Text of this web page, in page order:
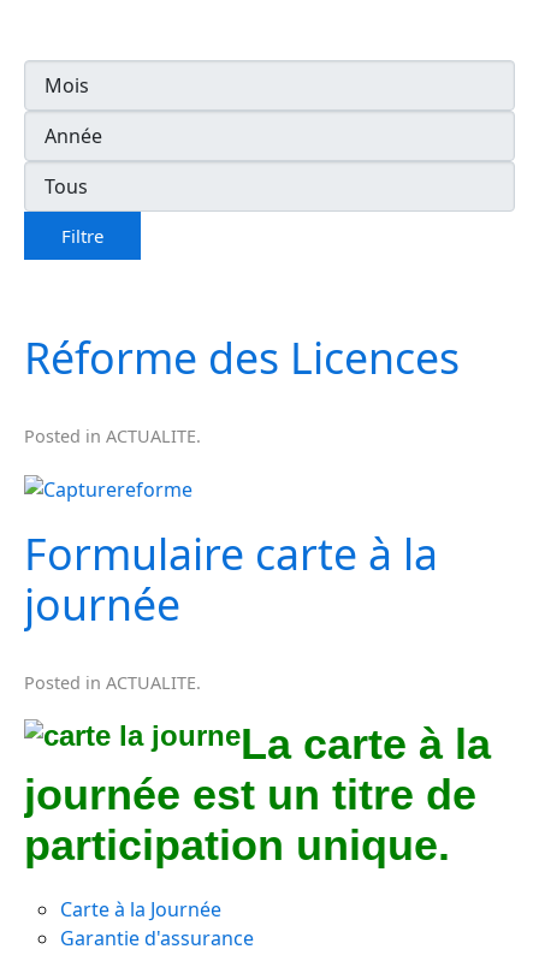
Filtre
Réforme des Licences
Posted in ACTUALITE.
Formulaire carte à la
journée
Posted in ACTUALITE.
La carte à la
journée est un titre de
participation unique.
Carte à la Journée
Garantie d'assurance